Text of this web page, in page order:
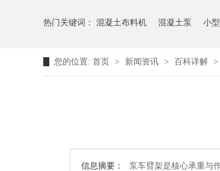
热门关键词： 混凝土布料机 混凝土泵 小
您的位置: 首页 > 新闻资讯 > 百科详解 >
信息摘要：
泵车臂架是核心承重与